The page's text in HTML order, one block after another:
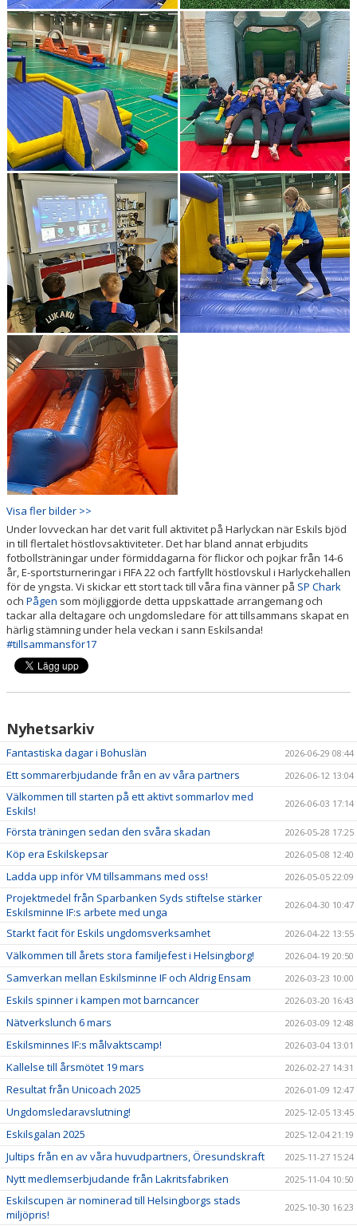
Visa fler bilder >>
Under lovveckan har det varit full aktivitet på Harlyckan när Eskils bjöd
in till flertalet höstlovsaktiviteter. Det har bland annat erbjudits
fotbollsträningar under förmiddagarna för flickor och pojkar från 14-6
år, E-sportsturneringar i FIFA 22 och fartfyllt höstlovskul i Harlyckehallen
för de yngsta. Vi skickar ett stort tack till våra fina vänner på SP Chark
och Pågen som möjliggjorde detta uppskattade arrangemang och
tackar alla deltagare och ungdomsledare för att tillsammans skapat en
härlig stämning under hela veckan i sann Eskilsanda!
#tillsammansför17
Nyhetsarkiv
Fantastiska dagar i Bohuslän 2026-06-29 08:44
Ett sommarerbjudande från en av våra partners 2026-06-12 13:04
Välkommen till starten på ett aktivt sommarlov med
Eskils!
2026-06-03 17:14
Första träningen sedan den svåra skadan 2026-05-28 17:25
Köp era Eskilskepsar 2026-05-08 12:40
Ladda upp inför VM tillsammans med oss! 2026-05-05 22:09
Projektmedel från Sparbanken Syds stiftelse stärker
Eskilsminne IF:s arbete med unga
2026-04-30 10:47
Starkt facit för Eskils ungdomsverksamhet 2026-04-22 13:55
Välkommen till årets stora familjefest i Helsingborg! 2026-04-19 20:50
Samverkan mellan Eskilsminne IF och Aldrig Ensam 2026-03-23 10:00
Eskils spinner i kampen mot barncancer 2026-03-20 16:43
Nätverkslunch 6 mars 2026-03-09 12:48
Eskilsminnes IF:s målvaktscamp! 2026-03-04 13:01
Kallelse till årsmötet 19 mars 2026-02-27 14:31
Resultat från Unicoach 2025 2026-01-09 12:47
Ungdomsledaravslutning! 2025-12-05 13:45
Eskilsgalan 2025 2025-12-04 21:19
Jultips från en av våra huvudpartners, Öresundskraft 2025-11-27 15:24
Nytt medlemserbjudande från Lakritsfabriken 2025-11-04 10:50
Eskilscupen är nominerad till Helsingborgs stads
miljöpris!
2025-10-30 16:23